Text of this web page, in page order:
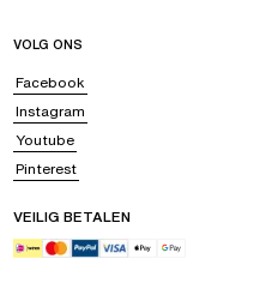
VOLG ONS
Facebook
Instagram
Youtube
Pinterest
VEILIG BETALEN